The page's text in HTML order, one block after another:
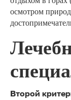
осмотром
Второй